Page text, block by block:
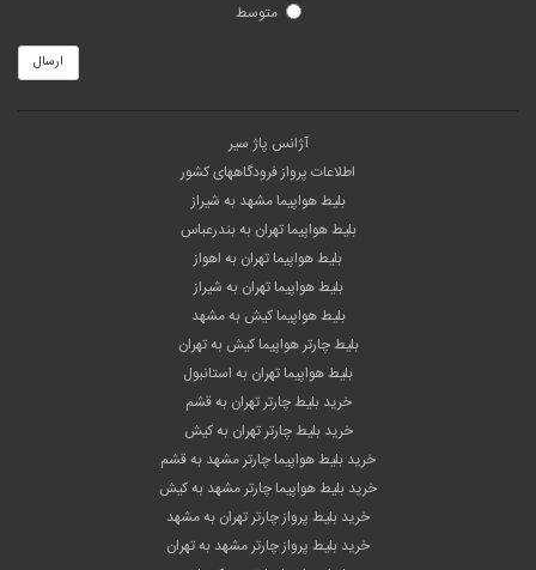
متوسط
ارسال
آژانس پاژ سیر
اطلاعات پرواز فرودگاههای کشور
بلیط هواپیما مشهد به شیراز
بلیط هواپیما تهران به بندرعباس
بلیط هواپیما تهران به اهواز
بلیط هواپیما تهران به شیراز
بلیط هواپیما کیش به مشهد
بلیط چارتر هواپیما کیش به تهران
بلیط هواپیما تهران به استانبول
خرید بلیط چارتر تهران به قشم
خرید بلیط چارتر تهران به کیش
خرید بلیط هواپیما چارتر مشهد به قشم
خرید بلیط هواپیما چارتر مشهد به کیش
خرید بلیط پرواز چارتر تهران به مشهد
خرید بلیط پرواز چارتر مشهد به تهران